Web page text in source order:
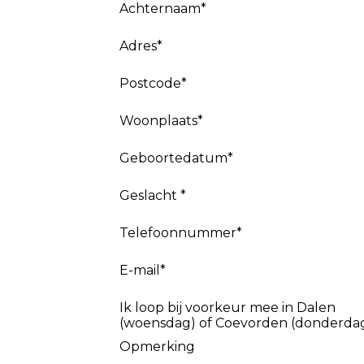
Achternaam*
Adres*
Postcode*
Woonplaats*
Geboortedatum*
Geslacht *
Telefoonnummer*
E-mail*
Ik loop bij voorkeur mee in Dalen
(woensdag) of Coevorden
Opmerking